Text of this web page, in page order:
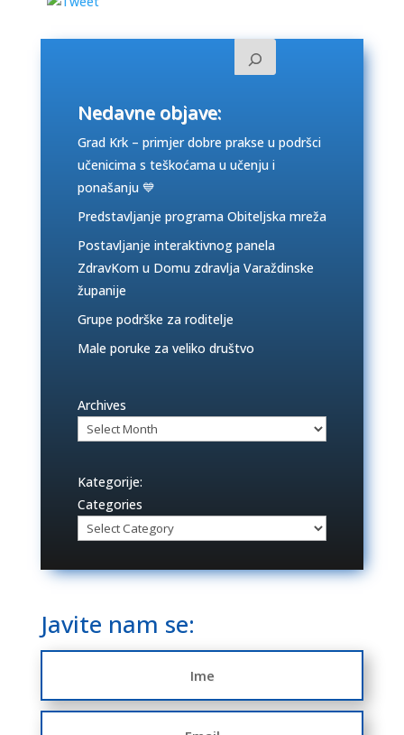
Nedavne objave:
Grad Krk – primjer dobre prakse u podršci
učenicima s teškoćama u učenju i
ponašanju 💙
Predstavljanje programa Obiteljska mreža
Postavljanje interaktivnog panela
ZdravKom u Domu zdravlja Varaždinske
županije
Grupe podrške za roditelje
Male poruke za veliko društvo
Archives
Kategorije:
Categories
Javite nam se: